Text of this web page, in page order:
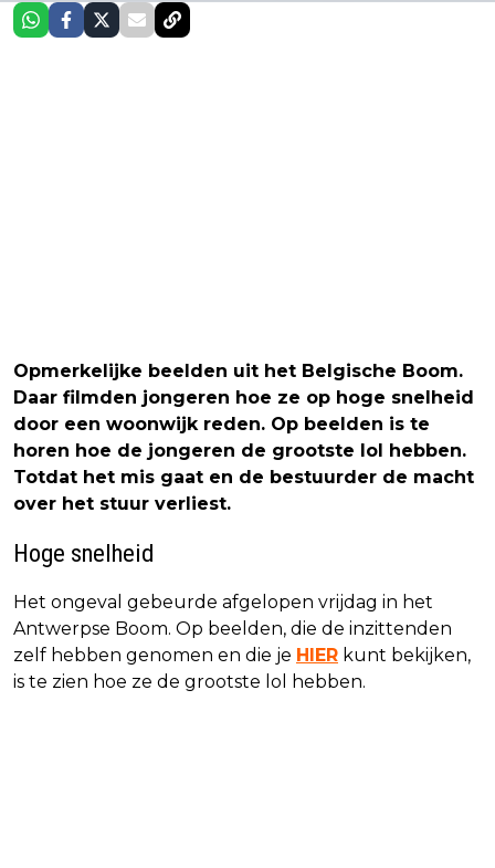
Opmerkelijke beelden uit het Belgische Boom.
Daar filmden jongeren hoe ze op hoge snelheid
door een woonwijk reden. Op beelden is te
horen hoe de jongeren de grootste lol hebben.
Totdat het mis gaat en de bestuurder de macht
over het stuur verliest.
Hoge snelheid
Het ongeval gebeurde afgelopen vrijdag in het
Antwerpse Boom. Op beelden, die de inzittenden
zelf hebben genomen en die je HIER kunt bekijken,
is te zien hoe ze de grootste lol hebben.